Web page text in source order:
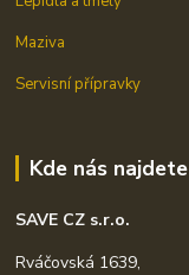
Maziva
Servisní přípravky
Kde nás najdete
SAVE CZ s.r.o.
Rváčovská 1639,